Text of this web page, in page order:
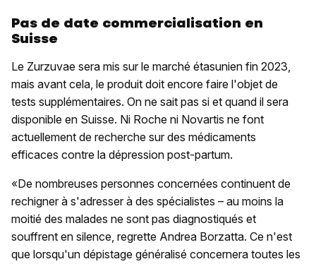
Pas de date commercialisation en
Suisse
Le Zurzuvae sera mis sur le marché étasunien fin 2023,
mais avant cela, le produit doit encore faire l'objet de
tests supplémentaires. On ne sait pas si et quand il sera
disponible en Suisse. Ni Roche ni Novartis ne font
actuellement de recherche sur des médicaments
efficaces contre la dépression post-partum.
«De nombreuses personnes concernées continuent de
rechigner à s'adresser à des spécialistes – au moins la
moitié des malades ne sont pas diagnostiqués et
souffrent en silence, regrette Andrea Borzatta. Ce n'est
que lorsqu'un dépistage généralisé concernera toutes les